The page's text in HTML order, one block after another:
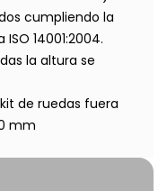
cumpliendo la
14001:2004.
la altura se
de ruedas fuera
mm